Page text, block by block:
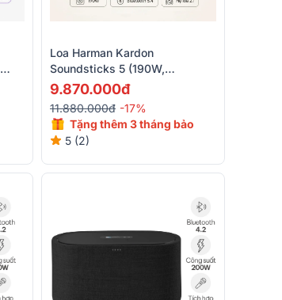
Loa Harman Kardon
Soundsticks 5 (190W,
Bluetooth 5.4)
9.870.000đ
11.880.000đ -17%
Tặng thêm 3 tháng bảo
hành
5 (2)